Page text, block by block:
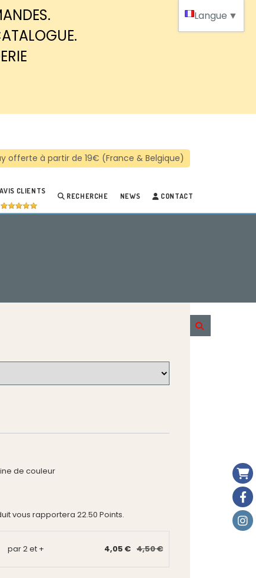
AVIS CLIENTS
RECHERCHE NEWS CONTACT
de couleur
vous rapportera 22.50 Points.
par 2 et + 4,05 € 4,50 €
Langue ▼